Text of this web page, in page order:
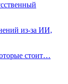
из-за ИИ,
стоит…